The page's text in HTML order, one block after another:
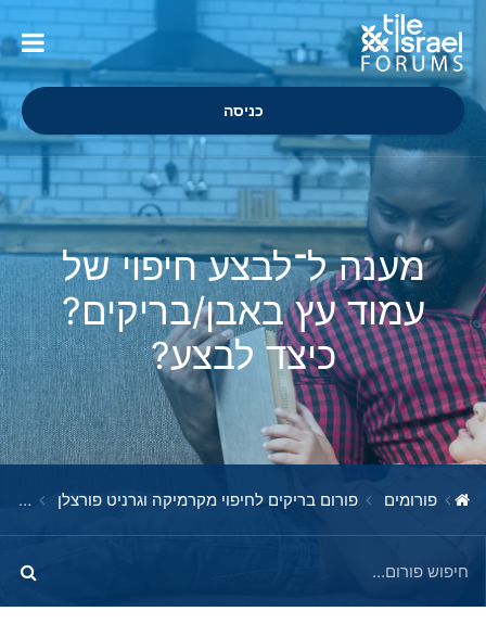
כניסה
מענה ל־לבצע חיפוי של
עמוד עץ באבן/בריקים?
כיצד לבצע?
פורומים פורום בריקים לחיפוי מקרמיקה וגרניט פורצלן